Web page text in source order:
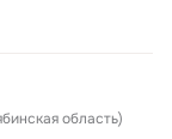
область)